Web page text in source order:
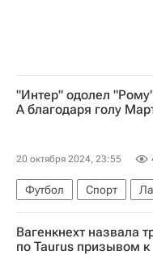
"Интер" одолел
А благодаря голу
20 октября 2024, 23:55
Футбол Спорт
Интер
Рома
Вагенкнехт назвала
по Taurus призывом к